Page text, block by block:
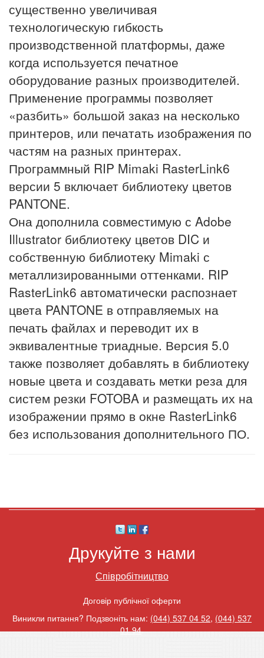
существенно увеличивая
технологическую гибкость
производственной платформы, даже
когда используется печатное
оборудование разных производителей.
Применение программы позволяет
«разбить» большой заказ на несколько
принтеров, или печатать изображения по
частям на разных принтерах.
Программный RIP Mimaki RasterLink6
версии 5 включает библиотеку цветов
PANTONE.
Она дополнила совместимую с Adobe
Illustrator библиотеку цветов DIC и
собственную библиотеку Mimaki с
металлизированными оттенками. RIP
RasterLink6 автоматически распознает
цвета PANTONE в отправляемых на
печать файлах и переводит их в
эквивалентные триадные. Версия 5.0
также позволяет добавлять в библиотеку
новые цвета и создавать метки реза для
систем резки FOTOBA и размещать их на
изображении прямо в окне RasterLink6
без использования дополнительного ПО.
Друкуйте з нами
Співробітництво
Договір публічної оферти
Виникли питання? Подзвоніть нам: (044) 537 04 52, (044) 537
01 94.